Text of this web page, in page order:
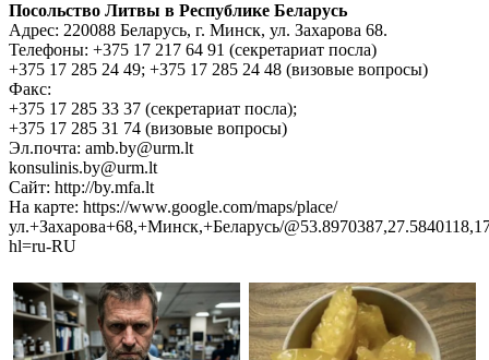
Посольство Литвы в Республике Беларусь
Адрес: 220088 Беларусь, г. Минск, ул. Захарова 68.
Телефоны: +375 17 217 64 91 (секретариат посла)
+375 17 285 24 49; +375 17 285 24 48 (визовые вопросы)
Факс:
+375 17 285 33 37 (секретариат посла);
+375 17 285 31 74 (визовые вопросы)
Эл.почта: amb.by@urm.lt
konsulinis.by@urm.lt
Сайт: http://by.mfa.lt
На карте: https://www.google.com/maps/place/
ул.+Захарова+68,+Минск,+Беларусь/
hl=ru-RU